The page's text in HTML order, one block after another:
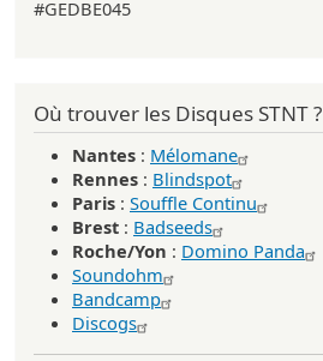
#GEDBE045
Où trouver les Disques STNT ?
Nantes : Mélomane
Rennes : Blindspot
Paris : Souffle Continu
Brest : Badseeds
Roche/Yon : Domino Panda
Soundohm
Bandcamp
Discogs